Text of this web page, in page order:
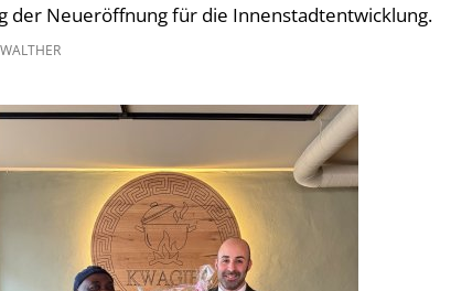
der Neueröffnung für die Innenstadtentwicklung.